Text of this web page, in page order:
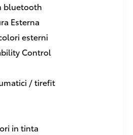
bluetooth
Esterna
esterni
Control
/ tirefit
in tinta